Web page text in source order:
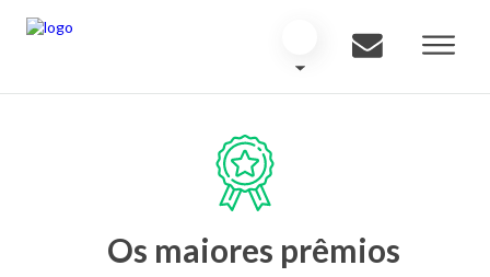
Os maiores prêmios